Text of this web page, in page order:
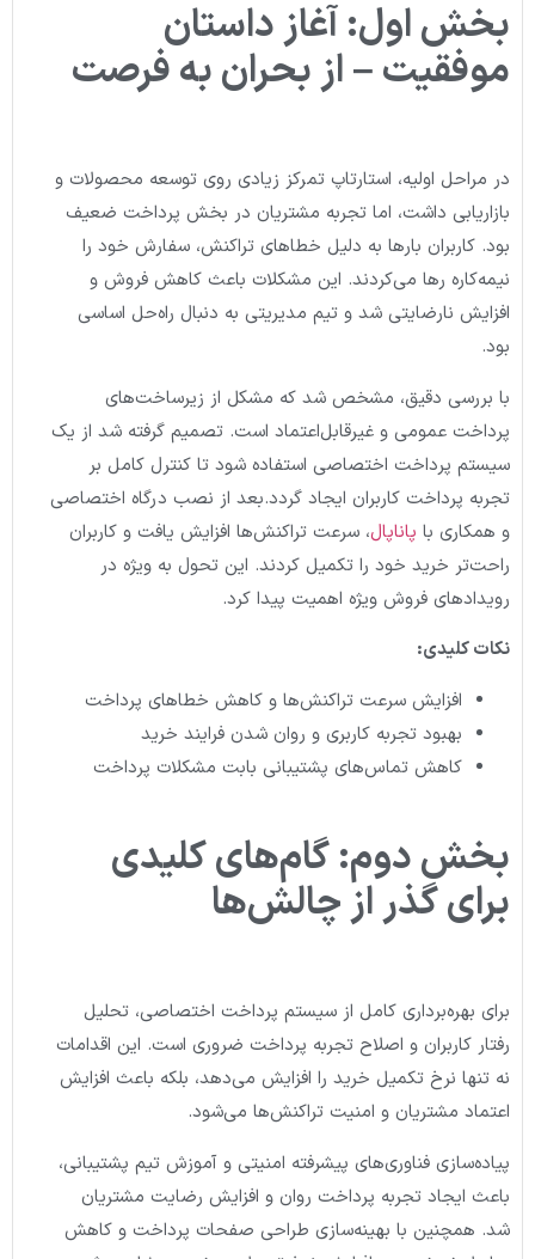
بخش اول: آغاز داستان
موفقیت – از بحران به فرصت
در مراحل اولیه، استارتاپ تمرکز زیادی روی توسعه محصولات و
بازاریابی داشت، اما تجربه مشتریان در بخش پرداخت ضعیف
بود. کاربران بارها به دلیل خطاهای تراکنش، سفارش خود را
نیمه‌کاره رها می‌کردند. این مشکلات باعث کاهش فروش و
افزایش نارضایتی شد و تیم مدیریتی به دنبال راه‌حل اساسی
بود.
با بررسی دقیق، مشخص شد که مشکل از زیرساخت‌های
پرداخت عمومی و غیرقابل‌اعتماد است. تصمیم گرفته شد از یک
سیستم پرداخت اختصاصی استفاده شود تا کنترل کامل بر
تجربه پرداخت کاربران ایجاد گردد.بعد از نصب درگاه اختصاصی
و همکاری با پاناپال، سرعت تراکنش‌ها افزایش یافت و کاربران
راحت‌تر خرید خود را تکمیل کردند. این تحول به ویژه در
رویدادهای فروش ویژه اهمیت پیدا کرد.
نکات کلیدی:
افزایش سرعت تراکنش‌ها و کاهش خطاهای پرداخت
بهبود تجربه کاربری و روان شدن فرایند خرید
کاهش تماس‌های پشتیبانی بابت مشکلات پرداخت
بخش دوم: گام‌های کلیدی
برای گذر از چالش‌ها
برای بهره‌برداری کامل از سیستم پرداخت اختصاصی، تحلیل
رفتار کاربران و اصلاح تجربه پرداخت ضروری است. این اقدامات
نه تنها نرخ تکمیل خرید را افزایش می‌دهد، بلکه باعث افزایش
اعتماد مشتریان و امنیت تراکنش‌ها می‌شود.
پیاده‌سازی فناوری‌های پیشرفته امنیتی و آموزش تیم پشتیبانی،
باعث ایجاد تجربه پرداخت روان و افزایش رضایت مشتریان
شد. همچنین با بهینه‌سازی طراحی صفحات پرداخت و کاهش